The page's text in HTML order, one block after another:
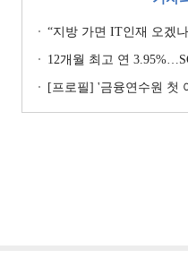
“지방 가면 IT인재 오겠나”…AX 바쁜 농협은
12개월 최고 연 3.95%…SC제일은행 'e-
[프로필] '금융연수원 첫 여성 임원' 김